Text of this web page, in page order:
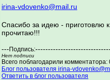
irina-vdovenko@mail.ru
Спасибо за идею - приготовлю
прочитаю!!!
--- Подпись:
Нет подписи
Всего поблагодарили
Блог пользователя irina-
Ответить в блог пользователя